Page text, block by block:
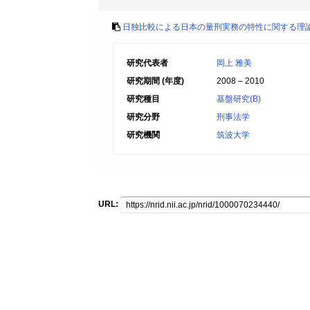
日独比較による日本の量刑実務の特性に関する理
研究代表者
岡上 雅美
研究期間 (年度)
2008 – 2010
研究種目
基盤研究(B)
研究分野
刑事法学
研究機関
筑波大学
URL: